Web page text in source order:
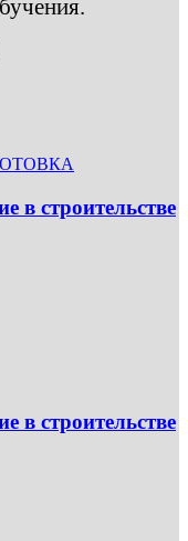
в строительстве
в строительстве